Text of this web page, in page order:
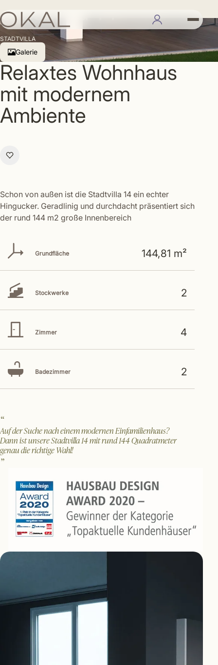
Stadtvilla 14
STADTVILLA
Galerie
Relaxtes Wohnhaus
mit modernem
Ambiente
Schon von außen ist die Stadtvilla 14 ein echter
Hingucker. Geradlinig und durchdacht präsentiert sich
der rund 144 m2 große Innenbereich
Grundfläche 144,81 m²
Stockwerke 2
Zimmer 4
Badezimmer 2
Auf der Suche nach einem modernen Einfamilienhaus?
Dann ist unsere Stadtvilla 14 mit rund 144 Quadratmeter
genau die richtige Wahl!